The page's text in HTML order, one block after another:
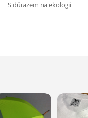
S důrazem na ekologii